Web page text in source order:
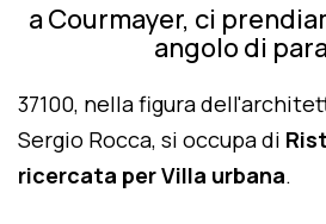
a Courmayer, ci
angolo di
37100, nella figura
Sergio Rocca, si occupa di
ricercata per Villa urbana.